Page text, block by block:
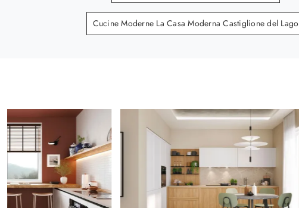
Cucine Moderne La Casa Moderna Castiglione del Lago